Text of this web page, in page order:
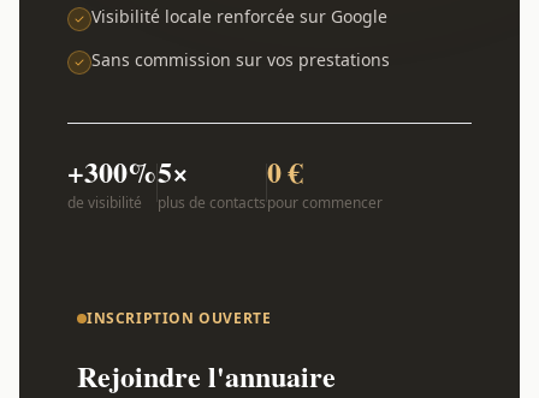
Visibilité locale renforcée sur Google
Sans commission sur vos prestations
+300%
de visibilité
5×
plus de contacts
0 €
pour commencer
INSCRIPTION OUVERTE
Rejoindre l'annuaire